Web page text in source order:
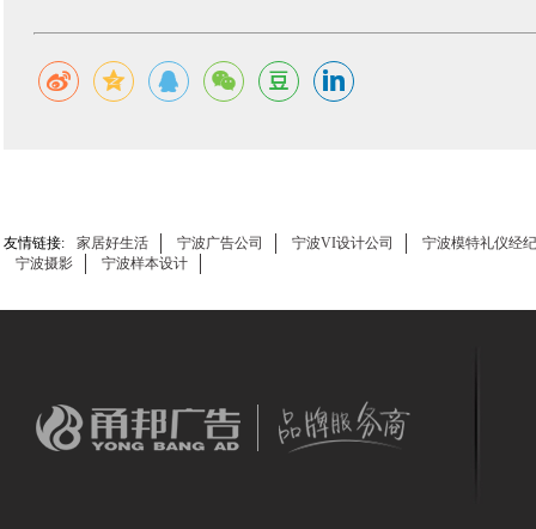
友情链接: 家居好生活 宁波广告公司 宁波VI设计公司
宁波模特礼仪经
宁波摄影
宁波样本设计